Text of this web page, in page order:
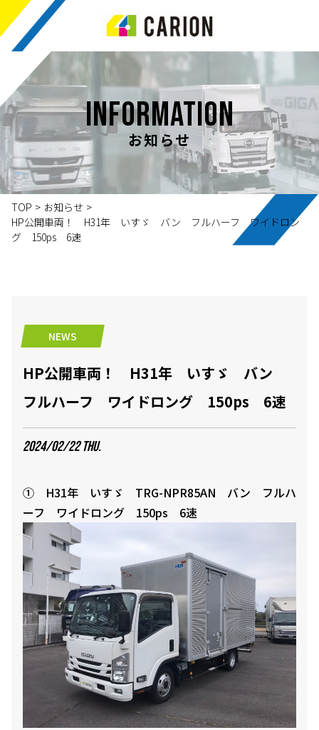
INFORMATION
お知らせ
TOP > お知らせ >
HP公開車両！ H31年 いすゞ バン フルハーフ ワイドロン
グ 150ps 6速
NEWS
HP公開車両！ H31年 いすゞ バン
フルハーフ ワイドロング 150ps 6速
2024/02/22 THU.
① H31年 いすゞ TRG-NPR85AN バン フルハ
ーフ ワイドロング 150ps 6速